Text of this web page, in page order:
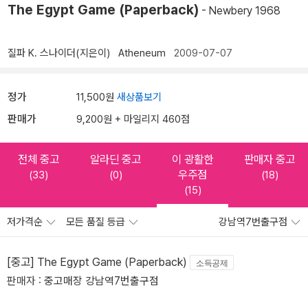
The Egypt Game (Paperback) - Newbery 1968
질파 K. 스나이더(지은이) Atheneum 2009-07-07
정가 11,500원 새상품보기
판매가 9,200원 + 마일리지 460점
전체 중고
(33)
알라딘 중고
(0)
이 광활한
우주점
(15)
판매자 중고
(18)
저가격순 모든 품질 등급 강남역7번출구점
[중고] The Egypt Game (Paperback) 소득공제
판매자 : 중고매장 강남역7번출구점